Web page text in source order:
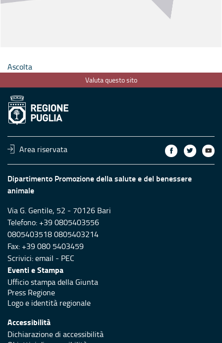
Ascolta
Valuta questo sito
Area riservata
Dipartimento Promozione della salute e del benessere
animale
Via G. Gentile, 52 - 70126 Bari
Telefono: +39 0805403556
0805403518 0805403214
Fax: +39 080 5403459
Scrivici:email - PEC
Eventi e Stampa
Ufficio stampa della Giunta
Press Regione
Logo e identità regionale
Accessibilità
Dichiarazione di accessibilità